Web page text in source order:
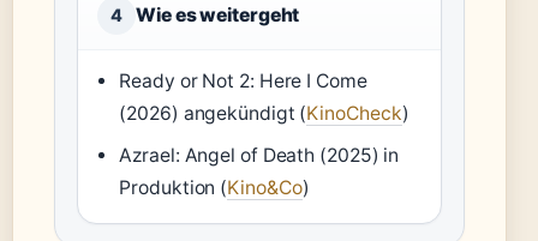
4 Wie es weitergeht
Ready or Not 2: Here I Come
(2026) angekündigt (KinoCheck)
Azrael: Angel of Death (2025) in
Produktion (Kino&Co)